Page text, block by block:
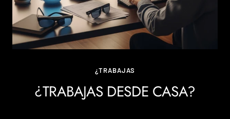
¿TRABAJAS
¿TRABAJAS DESDE CASA?